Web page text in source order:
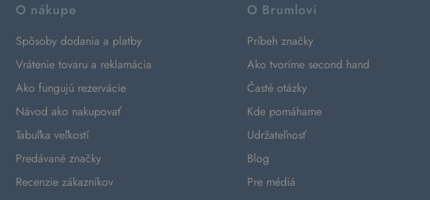
O nákupe
Spôsoby dodania a platby
Vrátenie tovaru a reklamácia
Ako fungujú rezervácie
Návod ako nakupovať
Tabuľka veľkostí
Predávané značky
Recenzie zákazníkov
O Brumlovi
Príbeh značky
Ako tvoríme second hand
Časté otázky
Kde pomáhame
Udržateľnosť
Blog
Pre médiá